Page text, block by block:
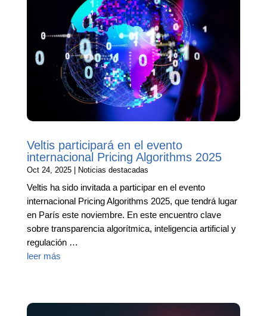
Veltis participará en el evento
internacional Pricing Algorithms 2025
Oct 24, 2025| Noticias destacadas
Veltis ha sido invitada a participar en el evento
internacional Pricing Algorithms 2025, que tendrá lugar
en París este noviembre. En este encuentro clave
sobre transparencia algorítmica, inteligencia artificial y
regulación …
leer más